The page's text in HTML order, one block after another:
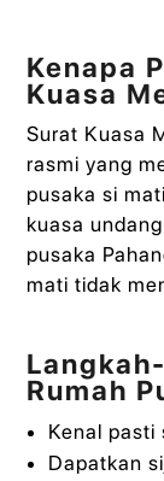
Kenapa
Kuasa
Surat Kuasa
rasmi yang
pusaka si
kuasa
pusaka
mati tidak
Rumah
Kenal pasti
Dapatkan